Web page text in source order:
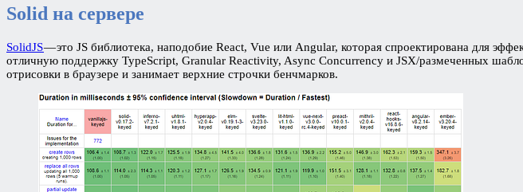
Solid на сервере
SolidJS— это JS библиотека, наподобие React, Vue или Angular, которая спроектирована для
отличную поддержку TypeScript, Granular Reactivity, Async Concurrency и JSX/размеченных
отрисовки в браузере и занимает верхние строчки бенчмарков.